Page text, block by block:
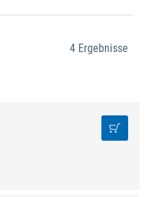
4 Ergebnisse